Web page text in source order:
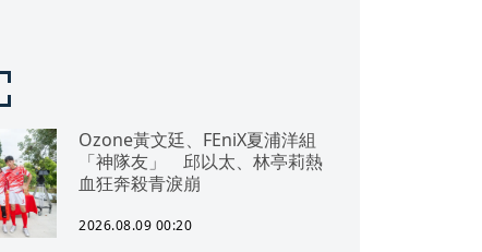
Ozone黃文廷、FEniX夏浦洋組
「神隊友」 邱以太、林亭莉熱
血狂奔殺青淚崩
2026.08.09 00:20